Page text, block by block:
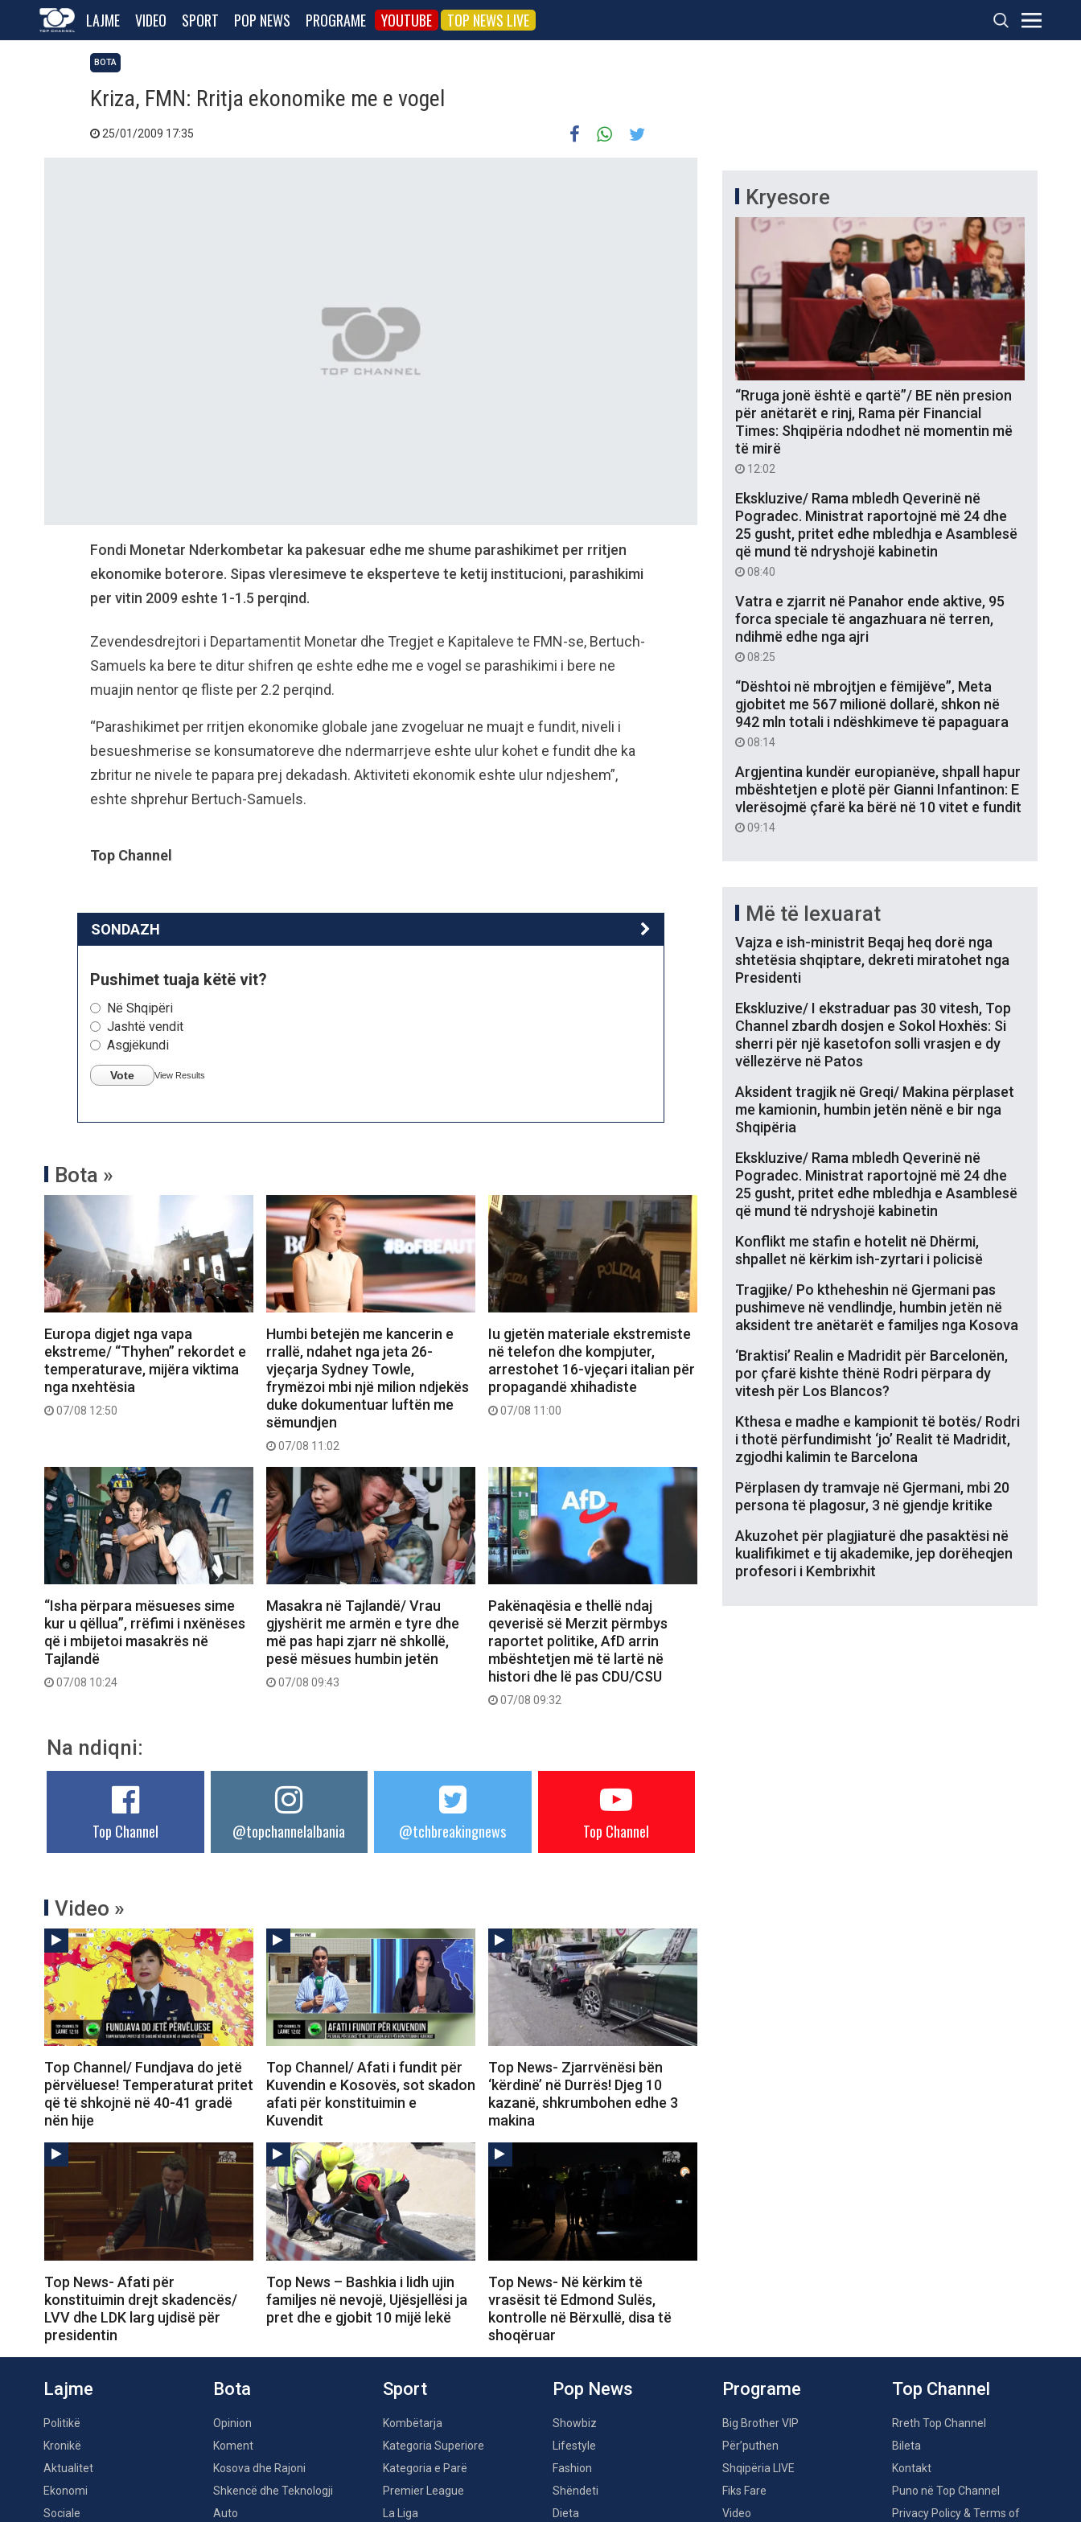
LAJME VIDEO SPORT POP NEWS PROGRAME YOUTUBE TOP NEWS LIVE
BOTA
Kriza, FMN: Rritja ekonomike me e vogel
25/01/2009 17:35
Fondi Monetar Nderkombetar ka pakesuar edhe me shume parashikimet per rritjen
ekonomike boterore. Sipas vleresimeve te eksperteve te ketij institucioni, parashikimi
per vitin 2009 eshte 1-1.5 perqind.
Zevendesdrejtori i Departamentit Monetar dhe Tregjet e Kapitaleve te FMN-se, Bertuch-
Samuels ka bere te ditur shifren qe eshte edhe me e vogel se parashikimi i bere ne
muajin nentor qe fliste per 2.2 perqind.
“Parashikimet per rritjen ekonomike globale jane zvogeluar ne muajt e fundit, niveli i
besueshmerise se konsumatoreve dhe ndermarrjeve eshte ulur kohet e fundit dhe ka
zbritur ne nivele te papara prej dekadash. Aktiviteti ekonomik eshte ulur ndjeshem”,
eshte shprehur Bertuch-Samuels.
Top Channel
SONDAZH
Pushimet tuaja këtë vit?
Në Shqipëri
Jashtë vendit
Asgjëkundi
Vote View Results
Bota »
Europa digjet nga vapa
ekstreme/ “Thyhen” rekordet e
temperaturave, mijëra viktima
nga nxehtësia
07/08 12:50
Humbi betejën me kancerin e
rrallë, ndahet nga jeta 26-
vjeçarja Sydney Towle,
frymëzoi mbi një milion ndjekës
duke dokumentuar luftën me
sëmundjen
07/08 11:02
Iu gjetën materiale ekstremiste
në telefon dhe kompjuter,
arrestohet 16-vjeçari italian për
propagandë xhihadiste
07/08 11:00
“Isha përpara mësueses sime
kur u qëllua”, rrëfimi i nxënëses
që i mbijetoi masakrës në
Tajlandë
07/08 10:24
Masakra në Tajlandë/ Vrau
gjyshërit me armën e tyre dhe
më pas hapi zjarr në shkollë,
pesë mësues humbin jetën
07/08 09:43
Pakënaqësia e thellë ndaj
qeverisë së Merzit përmbys
raportet politike, AfD arrin
mbështetjen më të lartë në
histori dhe lë pas CDU/CSU
07/08 09:32
Na ndiqni:
Top Channel @topchannelalbania @tchbreakingnews Top Channel
Video »
Top Channel/ Fundjava do jetë
përvëluese! Temperaturat pritet
që të shkojnë në 40-41 gradë
nën hije
Top Channel/ Afati i fundit për
Kuvendin e Kosovës, sot skadon
afati për konstituimin e
Kuvendit
Top News- Zjarrvënësi bën
‘kërdinë’ në Durrës! Djeg 10
kazanë, shkrumbohen edhe 3
makina
Top News- Afati për
konstituimin drejt skadencës/
LVV dhe LDK larg ujdisë për
presidentin
Top News – Bashkia i lidh ujin
familjes në nevojë, Ujësjellësi ja
pret dhe e gjobit 10 mijë lekë
Top News- Në kërkim të
vrasësit të Edmond Sulës,
kontrolle në Bërxullë, disa të
shoqëruar
Kryesore
“Rruga jonë është e qartë”/ BE nën presion
për anëtarët e rinj, Rama për Financial
Times: Shqipëria ndodhet në momentin më
të mirë
12:02
Ekskluzive/ Rama mbledh Qeverinë në
Pogradec. Ministrat raportojnë më 24 dhe
25 gusht, pritet edhe mbledhja e Asamblesë
që mund të ndryshojë kabinetin
08:40
Vatra e zjarrit në Panahor ende aktive, 95
forca speciale të angazhuara në terren,
ndihmë edhe nga ajri
08:25
“Dështoi në mbrojtjen e fëmijëve”, Meta
gjobitet me 567 milionë dollarë, shkon në
942 mln totali i ndëshkimeve të papaguara
08:14
Argjentina kundër europianëve, shpall hapur
mbështetjen e plotë për Gianni Infantinon: E
vlerësojmë çfarë ka bërë në 10 vitet e fundit
09:14
Më të lexuarat
Vajza e ish-ministrit Beqaj heq dorë nga
shtetësia shqiptare, dekreti miratohet nga
Presidenti
Ekskluzive/ I ekstraduar pas 30 vitesh, Top
Channel zbardh dosjen e Sokol Hoxhës: Si
sherri për një kasetofon solli vrasjen e dy
vëllezërve në Patos
Aksident tragjik në Greqi/ Makina përplaset
me kamionin, humbin jetën nënë e bir nga
Shqipëria
Ekskluzive/ Rama mbledh Qeverinë në
Pogradec. Ministrat raportojnë më 24 dhe
25 gusht, pritet edhe mbledhja e Asamblesë
që mund të ndryshojë kabinetin
Konflikt me stafin e hotelit në Dhërmi,
shpallet në kërkim ish-zyrtari i policisë
Tragjike/ Po ktheheshin në Gjermani pas
pushimeve në vendlindje, humbin jetën në
aksident tre anëtarët e familjes nga Kosova
‘Braktisi’ Realin e Madridit për Barcelonën,
por çfarë kishte thënë Rodri përpara dy
vitesh për Los Blancos?
Kthesa e madhe e kampionit të botës/ Rodri
i thotë përfundimisht ‘jo’ Realit të Madridit,
zgjodhi kalimin te Barcelona
Përplasen dy tramvaje në Gjermani, mbi 20
persona të plagosur, 3 në gjendje kritike
Akuzohet për plagjiaturë dhe pasaktësi në
kualifikimet e tij akademike, jep dorëheqjen
profesori i Kembrixhit
Lajme
Politikë
Kronikë
Aktualitet
Ekonomi
Sociale
Bota
Opinion
Koment
Kosova dhe Rajoni
Shkencë dhe Teknologji
Auto
Sport
Kombëtarja
Kategoria Superiore
Kategoria e Parë
Premier League
La Liga
Pop News
Showbiz
Lifestyle
Fashion
Shëndeti
Dieta
Programe
Big Brother VIP
Për’puthen
Shqipëria LIVE
Fiks Fare
Video
Top Channel
Rreth Top Channel
Bileta
Kontakt
Puno në Top Channel
Privacy Policy & Terms of